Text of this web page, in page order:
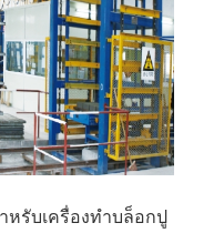
หรับเครื่องทำบล็อกปู